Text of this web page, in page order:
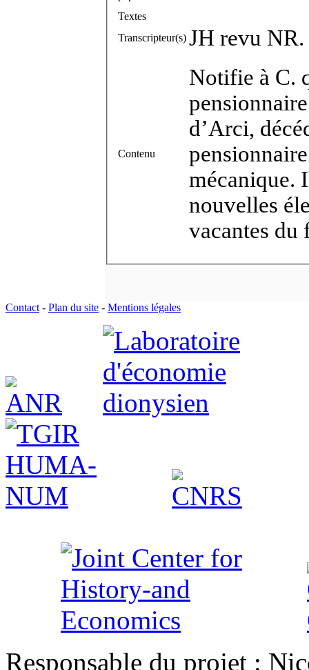
Textes
Transcripteur(s) JH revu NR.
Contenu
Notifie à C.
d’Arci,
mécanique.
nouvelles
vacantes du
Contact - Plan du site - Mentions légales
Responsable du projet :